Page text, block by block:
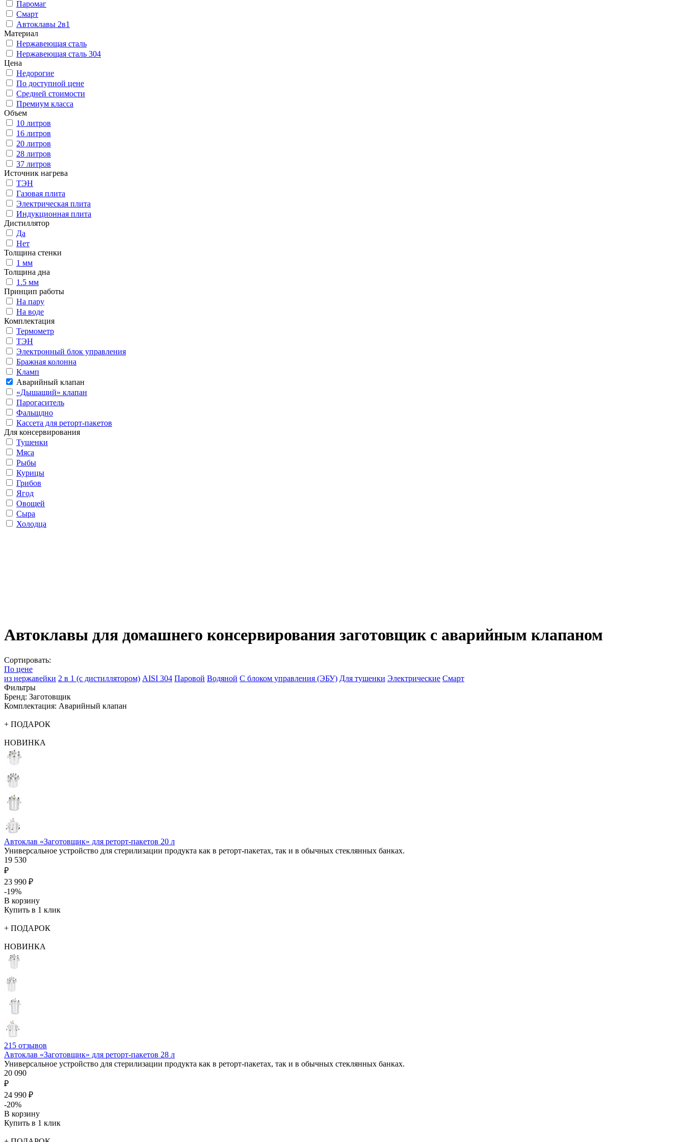
Паромаг
Смарт
Автоклавы 2в1
Материал
Нержавеющая сталь
Нержавеющая сталь 304
Цена
Недорогие
По доступной цене
Средней стоимости
Премиум класса
Объем
10 литров
16 литров
20 литров
28 литров
37 литров
Источник нагрева
ТЭН
Газовая плита
Электрическая плита
Индукционная плита
Дистиллятор
Да
Нет
Толщина стенки
1 мм
Толщина дна
1.5 мм
Принцип работы
На пару
На воде
Комплектация
Термометр
ТЭН
Электронный блок управления
Бражная колонна
Кламп
Аварийный клапан
«Дышащий» клапан
Парогаситель
Фальшдно
Кассета для реторт-пакетов
Для консервирования
Тушенки
Мяса
Рыбы
Курицы
Грибов
Ягод
Овощей
Сыра
Холодца
Автоклавы для домашнего консервирования заготовщик с аварийным клапаном
Сортировать:
По цене
из нержавейки 2 в 1 (с дистиллятором) AISI 304 Паровой Водяной С блоком управления (ЭБУ) Для тушенки Электрические Смарт
Фильтры
Бренд: Заготовщик
Комплектация: Аварийный клапан
+ ПОДАРОК
НОВИНКА
Автоклав «Заготовщик» для реторт-пакетов 20 л
Универсальное устройство для стерилизации продукта как в реторт-пакетах, так и в обычных стеклянных банках.
19 530
₽
23 990 ₽
-19%
В корзину
Купить в 1 клик
+ ПОДАРОК
НОВИНКА
215 отзывов
Автоклав «Заготовщик» для реторт-пакетов 28 л
Универсальное устройство для стерилизации продукта как в реторт-пакетах, так и в обычных стеклянных банках.
20 090
₽
24 990 ₽
-20%
В корзину
Купить в 1 клик